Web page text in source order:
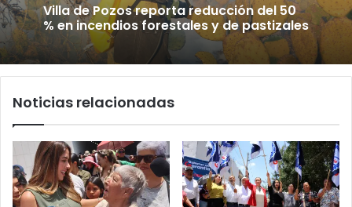
Villa de Pozos reporta reducción del 50
% en incendios forestales y de pastizales
Noticias relacionadas